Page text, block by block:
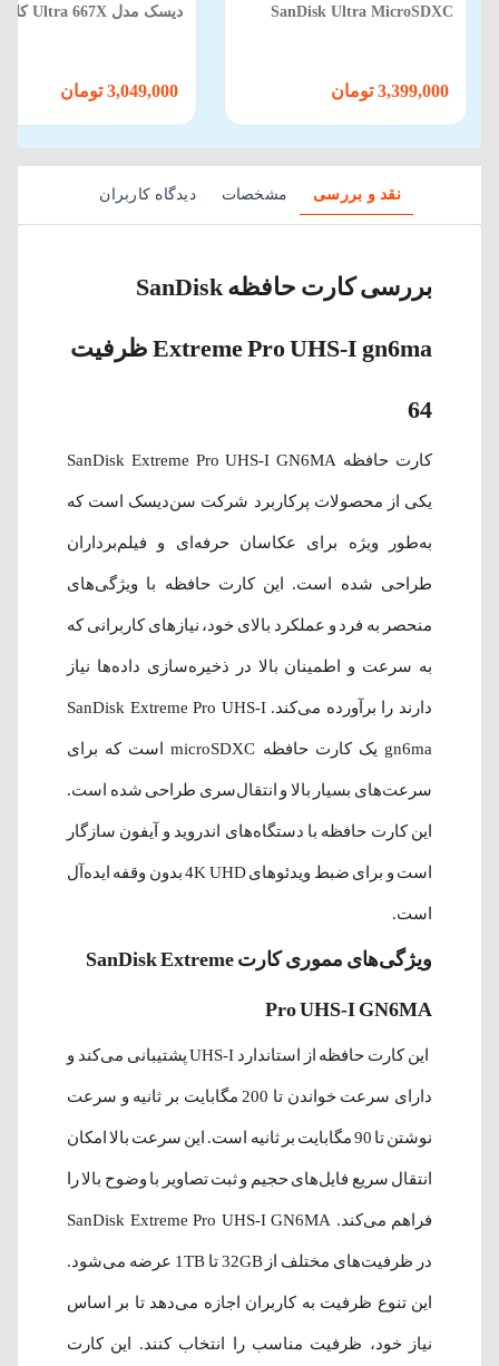
SanDisk Ultra MicroSDXC
نقد و بررسی مشخصات دیدگاه کاربران
بررسی کارت حافظه SanDisk
Extreme Pro UHS-I gn6ma ظرفیت
64
کارت حافظه SanDisk Extreme Pro UHS-I GN6MA
یکی از محصولات پرکاربرد شرکت سن‌دیسک است که
به‌طور ویژه برای عکاسان حرفه‌ای و فیلم‌برداران
طراحی شده است. این کارت حافظه با ویژگی‌های
منحصر به فرد و عملکرد بالای خود، نیازهای کاربرانی که
به سرعت و اطمینان بالا در ذخیره‌سازی داده‌ها نیاز
دارند را برآورده می‌کند. SanDisk Extreme Pro UHS-I
gn6ma یک کارت حافظه microSDXC است که برای
سرعت‌های بسیار بالا و انتقال‌سری طراحی شده است.
این کارت حافظه با دستگاه‌های اندروید و آیفون سازگار
است و برای ضبط ویدئوهای 4K UHD بدون وقفه ایده‌آل
است.
ویژگی‌های مموری کارت SanDisk Extreme
Pro UHS-I GN6MA
این کارت حافظه از استاندارد UHS-I پشتیبانی می‌کند و
دارای سرعت خواندن تا 200 مگابایت بر ثانیه و سرعت
نوشتن تا 90 مگابایت بر ثانیه است. این سرعت بالا امکان
انتقال سریع فایل‌های حجیم و ثبت تصاویر با وضوح بالا را
فراهم می‌کند. SanDisk Extreme Pro UHS-I GN6MA
در ظرفیت‌های مختلف از 32GB تا 1TB عرضه می‌شود.
این تنوع ظرفیت به کاربران اجازه می‌دهد تا بر اساس
نیاز خود، ظرفیت مناسب را انتخاب کنند. این کارت